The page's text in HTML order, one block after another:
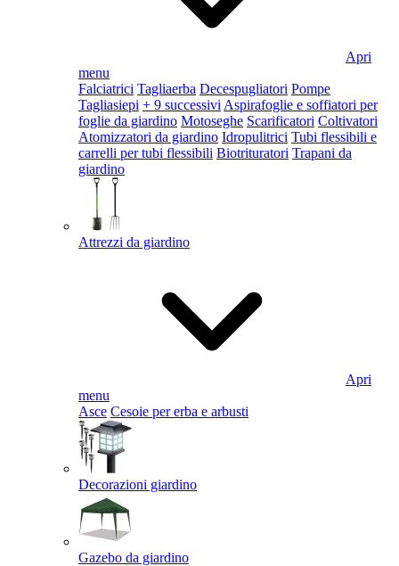
Apri
menu
Falciatrici Tagliaerba Decespugliatori Pompe
Tagliasiepi + 9 successivi Aspirafoglie e soffiatori per
foglie da giardino Motoseghe Scarificatori Coltivatori
Atomizzatori da giardino Idropulitrici Tubi flessibili e
carrelli per tubi flessibili Biotrituratori Trapani da
giardino
Attrezzi da giardino
Apri
menu
Asce Cesoie per erba e arbusti
Decorazioni giardino
Gazebo da giardino